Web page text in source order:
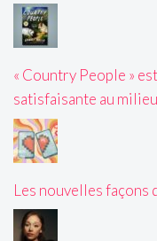
« Country People »
satisfaisante au
Les nouvelles façons